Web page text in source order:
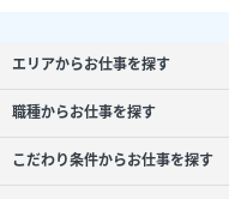
エリアからお仕事を探す
職種からお仕事を探す
こだわり条件からお仕事を探す